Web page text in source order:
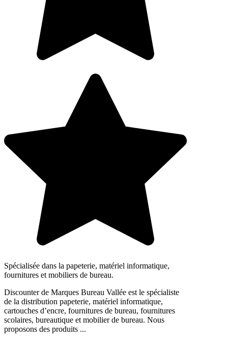
Spécialisée dans la papeterie, matériel informatique,
fournitures et mobiliers de bureau.
Discounter de Marques Bureau Vallée est le spécialiste
de la distribution papeterie, matériel informatique,
cartouches d’encre, fournitures de bureau, fournitures
scolaires, bureautique et mobilier de bureau. Nous
proposons des produits ...